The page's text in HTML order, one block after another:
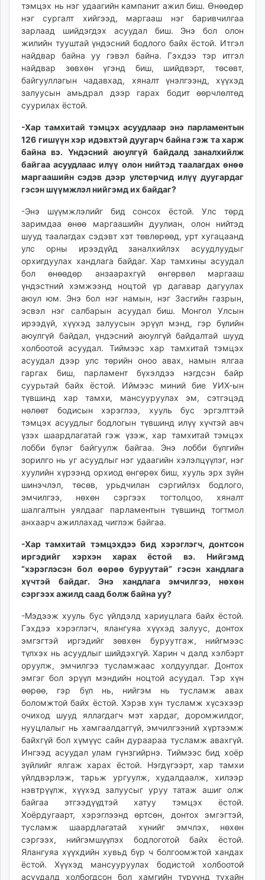
тэмцэх нь нэг удаагийн кампанит ажил биш. Өнөөдөр
нэг сургалт хийгээд, маргааш нэг баривчилгаа
зарлаад шийдэгдэх асуудал биш. Энэ бол олон
жилийн тууштай үндэсний бодлого байх ёстой. Итгэл
найдвар байна уу гэвэл байна. Гэхдээ тэр итгэл
найдвар зөвхөн үгэнд биш, шийдвэрт, төсөвт,
байгууллагын чадавхад, хяналт үнэлгээнд, хүүхэд
залуусын амьдрал дээр гарах бодит өөрчлөлтөд
суурилах ёстой.
-Хар тамхитай тэмцэх асуудлаар энэ парламентын
126 гишүүн хэр идэвхтэй дуугарч байна гэж та харж
байна вэ. Үндэсний аюулгүй байдалд заналхийлж
байгаа асуудлаас илүү олон нийтэд таалагдах өнөө
маргаашийн сэдэв дээр улстөрчид илүү дуугардаг
гэсэн шүүмжлэл нийгэмд их байдаг?
-Энэ шүүмжлэлийг бид сонсох ёстой. Улс төрд
заримдаа өнөө маргаашийн дуулиан, олон нийтэд
шууд таалагдах сэдэвт хэт төвлөрөөд, урт хугацаанд
улс орны ирээдүйд заналхийлэх асуудлуудыг
орхигдуулах хандлага байдаг. Хар тамхины асуудал
бол өнөөдөр анзаарахгүй өнгөрвөл маргааш
үндэстний хэмжээнд ноцтой үр дагавар дагуулах
аюул юм. Энэ бол нэг намын, нэг Засгийн газрын,
эсвэл нэг салбарын асуудал биш. Монгол Улсын
ирээдүй, хүүхэд залуусын эрүүл мэнд, гэр бүлийн
аюулгүй байдал, үндэсний аюулгүй байдалтай шууд
холбоотой асуудал. Тиймээс хар тамхитай тэмцэх
асуудал дээр улс төрийн оноо авах, намын ялгаа
гаргах биш, парламент бүхэлдээ нэгдсэн байр
суурьтай байх ёстой. Иймээс миний бие УИХ-ын
түвшинд хар тамхи, мансууруулах эм, сэтгэцэд
нөлөөт бодисын хэрэглээ, хууль бус эргэлттэй
тэмцэх асуудлыг бодлогын түвшинд илүү хүчтэй авч
үзэх шаардлагатай гэж үзэж, хар тамхитай тэмцэх
лобби бүлэг байгуулж байгаа. Энэ лобби бүлгийн
зорилго нь уг асуудлыг нэг удаагийн хэлэлцүүлэг, нэг
хуулийн хүрээнд орхиод өнгөрөх биш, хууль эрх зүйн
шинэчлэл, төсөв, урьдчилан сэргийлэх бодлого,
эмчилгээ, нөхөн сэргээх тогтолцоо, хяналт
шалгалтын уялдааг парламентын түвшинд тогтмол
анхаарч ажиллахад чиглэж байгаа.
-Хар тамхитай тэмцэхдээ бид хэрэглэгч, донтсон
иргэдийг хэрхэн харах ёстой вэ. Нийгэмд
“хэрэглэсэн бол өөрөө буруутай” гэсэн хандлага
хүчтэй байдаг. Энэ хандлага эмчилгээ, нөхөн
сэргээх ажилд саад болж байна уу?
-Мэдээж хууль бус үйлдэлд хариуцлага байх ёстой.
Гэхдээ хэрэглэгч, ялангуяа хүүхэд залуус, донтох
эмгэгтэй иргэдийг зөвхөн буруутгаж, нийгмээс
түлхэх нь асуудлыг шийдэхгүй. Харин ч далд хэлбэрт
оруулж, эмчилгээ тусламжаас холдуулдаг. Донтох
эмгэг бол эрүүл мэндийн ноцтой асуудал. Тэр хүн
өөрөө, гэр бүл нь, нийгэм нь тусламж авах
боломжтой байх ёстой. Хэрэв хүн тусламж хүсэхээр
очиход шууд яллагдагч мэт хардаг, доромжилдог,
нууцлалыг нь хамгаалдаггүй, эмчилгээний хүртээмж
байхгүй бол хүмүүс сайн дураараа тусламж авахгүй.
Ингээд асуудал улам гүнзгийрнэ. Тиймээс бид хоёр
зүйлийг ялгаж харах ёстой. Нэгдүгээрт, хар тамхи
үйлдвэрлэж, тарьж ургуулж, худалдаалж, хилээр
нэвтрүүлж, хүүхэд залуусыг уруу татаж ашиг олж
байгаа этгээдүүдтэй хатуу тэмцэх ёстой.
Хоёрдугаарт, хэрэглээнд өртсөн, донтох эмгэгтэй,
тусламж шаардлагатай хүнийг эмчлэх, нөхөн
сэргээх, нийгэмшүүлэх бодлоготой байх ёстой.
Ялангуяа хүүхдийн хувьд бүр ч болгоомжтой хандах
ёстой. Хүүхэд мансууруулах бодистой холбоотой
асуудалд холбогдсон бол хамгийн түрүүнд тухайн